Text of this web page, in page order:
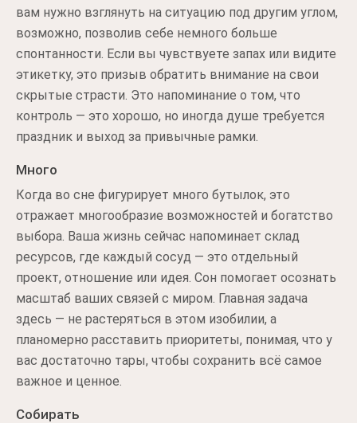
вам нужно взглянуть на ситуацию под другим углом,
возможно, позволив себе немного больше
спонтанности. Если вы чувствуете запах или видите
этикетку, это призыв обратить внимание на свои
скрытые страсти. Это напоминание о том, что
контроль — это хорошо, но иногда душе требуется
праздник и выход за привычные рамки.
Много
Когда во сне фигурирует много бутылок, это
отражает многообразие возможностей и богатство
выбора. Ваша жизнь сейчас напоминает склад
ресурсов, где каждый сосуд — это отдельный
проект, отношение или идея. Сон помогает осознать
масштаб ваших связей с миром. Главная задача
здесь — не растеряться в этом изобилии, а
планомерно расставить приоритеты, понимая, что у
вас достаточно тары, чтобы сохранить всё самое
важное и ценное.
Собирать